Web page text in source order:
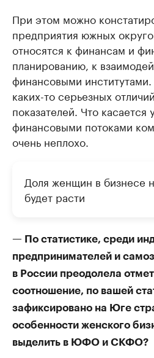
При этом можно
предприятия южных
относятся к финансам и
планированию, к
финансовыми
каких-то серьезных
показателей. Что касается
финансовыми потоками
очень неплохо.
Доля женщин в бизнесе
будет расти
— По статистике, среди
предпринимателей и
в России преодолела
соотношение, по вашей
зафиксировано на Юге
особенности женского
выделить в ЮФО и СКФО?